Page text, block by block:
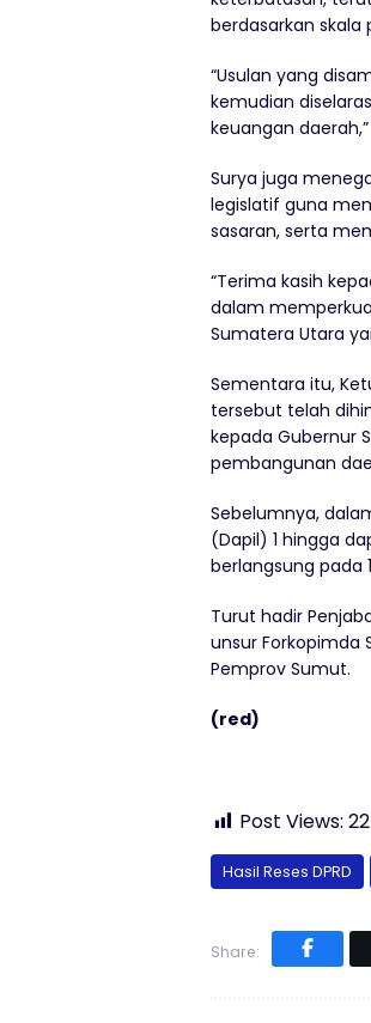
berdasarkan skala
“Usulan yang
kemudian
keuangan
Surya juga
legislatif guna
sasaran, serta
“Terima kasih
dalam
Sumatera Utara
Sementara itu,
tersebut telah
kepada Gubernur
pembangunan
Sebelumnya,
(Dapil) 1 hingga
berlangsung pada
Turut hadir
unsur Forkopimda
Pemprov Sumut.
(red)
Post Views: 22
Hasil Reses DPRD
Share: